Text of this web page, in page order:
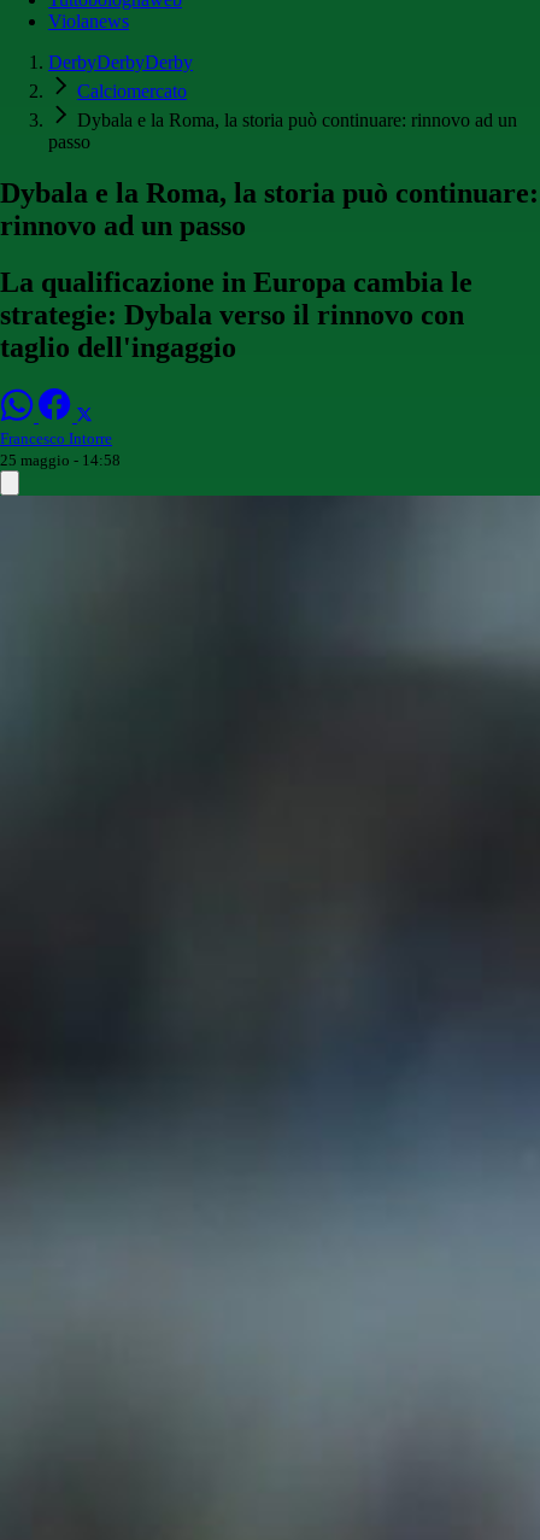
Violanews
DerbyDerbyDerby
Calciomercato
Dybala e la Roma, la storia può continuare: rinnovo ad un
passo
Dybala e la Roma, la storia può continuare:
rinnovo ad un passo
La qualificazione in Europa cambia le
strategie: Dybala verso il rinnovo con
taglio dell'ingaggio
Francesco Intorre
25 maggio - 14:58